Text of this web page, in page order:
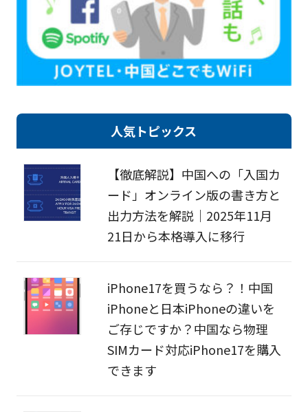
人気トピックス
【徹底解説】中国への「入国カ
ード」オンライン版の書き方と
出力方法を解説｜2025年11月
21日から本格導入に移行
iPhone17を買うなら？！中国
iPhoneと日本iPhoneの違いを
ご存じですか？中国なら物理
SIMカード対応iPhone17を購入
できます